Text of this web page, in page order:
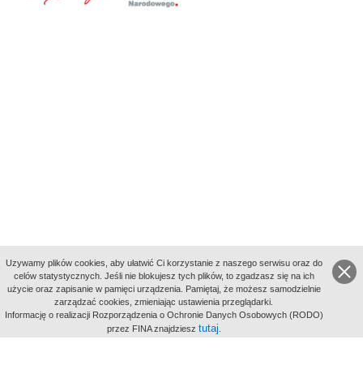
aktywności
Uzywamy plików cookies, aby ułatwić Ci korzystanie z naszego serwisu oraz do
celów statystycznych. Jeśli nie blokujesz tych plików, to zgadzasz się na ich
użycie oraz zapisanie w pamięci urządzenia. Pamiętaj, że możesz samodzielnie
zarządzać cookies, zmieniając ustawienia przeglądarki.
Informację o realizacji Rozporządzenia o Ochronie Danych Osobowych (RODO)
przez FINA znajdziesz tutaj